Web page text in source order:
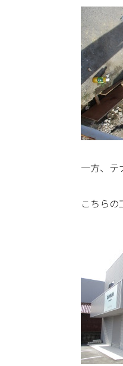
一方、テ
こちらの